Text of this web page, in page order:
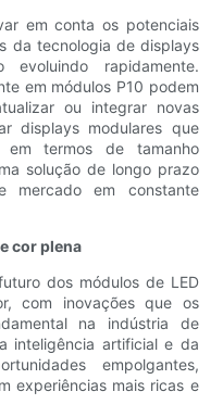
em conta os potenciais
da tecnologia de displays
rapidamente.
em módulos P10 podem
ou integrar novas
displays modulares que
em termos de tamanho
solução de longo prazo
em constante
cor plena
dos módulos de LED
com inovações que os
na indústria de
inteligência artificial e da
empolgantes,
experiências mais ricas e